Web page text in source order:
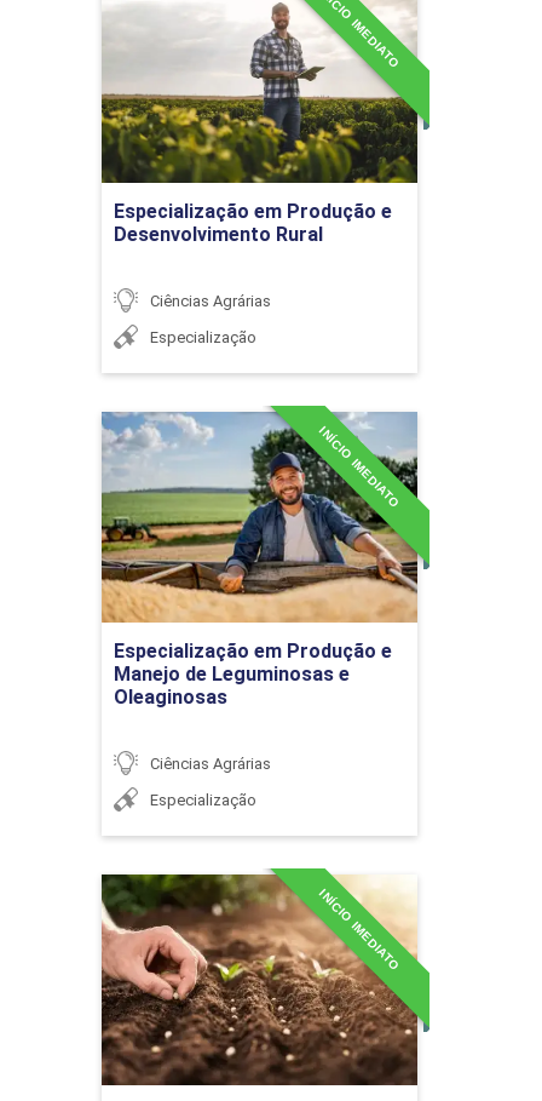
Tecnologia de alimentos de
origem animal
Produção de Suínos
HIGIENE, INSPEÇÃO E
TECNOLOGIA DE LEITE E
DERIVADOS
Produção de Bovinos de
Produção de queijos,
manteiga e iogurte:
processamento e
estocagem
Tecnologia de leites e
Especialização em Produção e
Desenvolvimento Rural
INÍCIO IMEDIATO
Ciências Agrárias
Especialização
Produção e
Desenvolvimento Rural
Detalhes do curso
Especialização em Produção e
Manejo de Leguminosas e
Oleaginosas
INÍCIO IMEDIATO
Ciências Agrárias
Especialização
Especialização em
Produção e Manejo de
Leguminosas e
Oleaginosas
Detalhes do curso
Ir para Inscrição
INÍCIO IMEDIATO
Especialização em
Produção e Tecnologia de
Sementes
Detalhes do curso